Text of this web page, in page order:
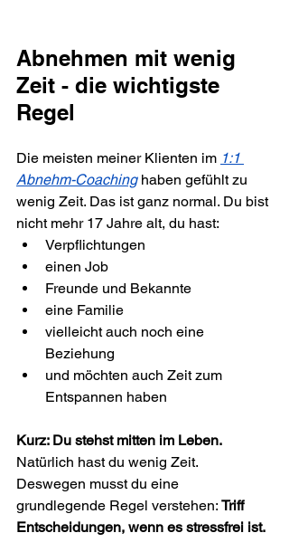
Abnehmen mit wenig
Zeit - die wichtigste
Regel
Die meisten meiner Klienten im 1:1
Abnehm-Coaching haben gefühlt zu
wenig Zeit. Das ist ganz normal. Du bist
nicht mehr 17 Jahre alt, du hast:
Verpflichtungen
einen Job
Freunde und Bekannte
eine Familie
vielleicht auch noch eine
Beziehung
und möchten auch Zeit zum
Entspannen haben
Kurz: Du stehst mitten im Leben.
Natürlich hast du wenig Zeit.
Deswegen musst du eine
grundlegende Regel verstehen: Triff
Entscheidungen, wenn es stressfrei ist.